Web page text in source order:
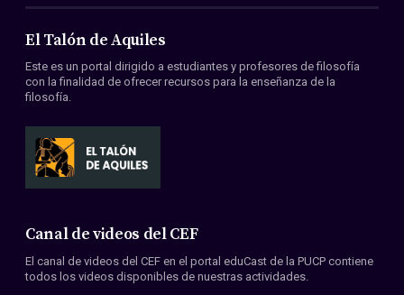
El Talón de Aquiles
Este es un portal dirigido a estudiantes y profesores de filosofía
con la finalidad de ofrecer recursos para la enseñanza de la
filosofía.
Canal de videos del CEF
El canal de videos del CEF en el portal eduCast de la PUCP contiene
todos los videos disponibles de nuestras actividades.